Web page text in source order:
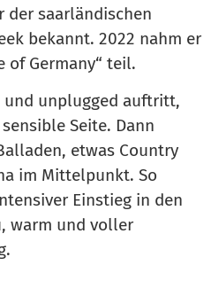
der saarländischen
bekannt. 2022 nahm er
of Germany“ teil.
und unplugged auftritt,
Seite. Dann
etwas Country
im Mittelpunkt. So
Einstieg in den
warm und voller